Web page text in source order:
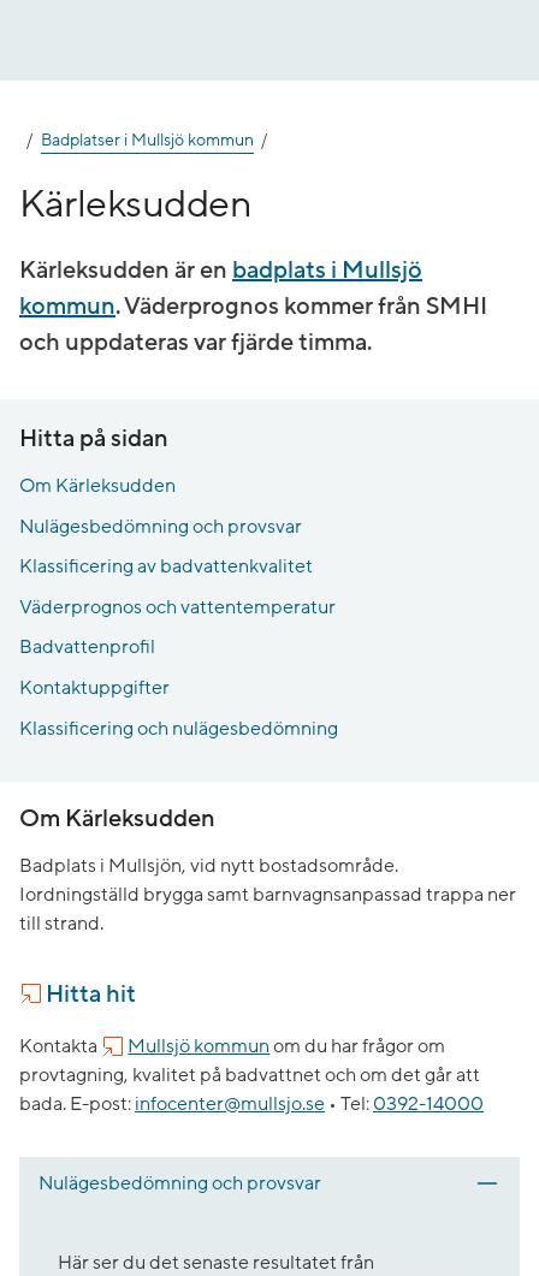
Badplatser i Mullsjö kommun
Kärleksudden
Kärleksudden är en badplats i Mullsjö
kommun. Väderprognos kommer från SMHI
och uppdateras var fjärde timma.
Hitta på sidan
Om Kärleksudden
Nulägesbedömning och provsvar
Klassificering av badvattenkvalitet
Väderprognos och vattentemperatur
Badvattenprofil
Kontaktuppgifter
Klassificering och nulägesbedömning
Om Kärleksudden
Badplats i Mullsjön, vid nytt bostadsområde.
Iordningställd brygga samt barnvagnsanpassad trappa ner
till strand.
Hitta hit
Kontakta Mullsjö kommun om du har frågor om
provtagning, kvalitet på badvattnet och om det går att
bada. E-post: infocenter@mullsjo.se • Tel: 0392-14000
Nulägesbedömning och provsvar
Här ser du det senaste resultatet från